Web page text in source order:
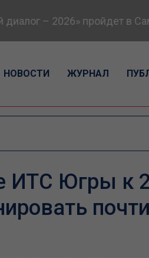
– 2026» пройдет в
НОВОСТИ ЖУРНАЛ
ИТС Югры к